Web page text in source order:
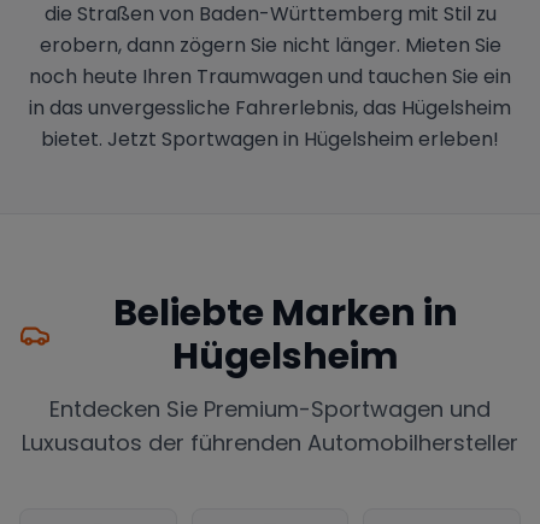
die Straßen von Baden-Württemberg mit Stil zu
erobern, dann zögern Sie nicht länger. Mieten Sie
noch heute Ihren Traumwagen und tauchen Sie ein
in das unvergessliche Fahrerlebnis, das Hügelsheim
bietet. Jetzt Sportwagen in Hügelsheim erleben!
Beliebte Marken in
Hügelsheim
Entdecken Sie Premium-Sportwagen und
Luxusautos der führenden Automobilhersteller